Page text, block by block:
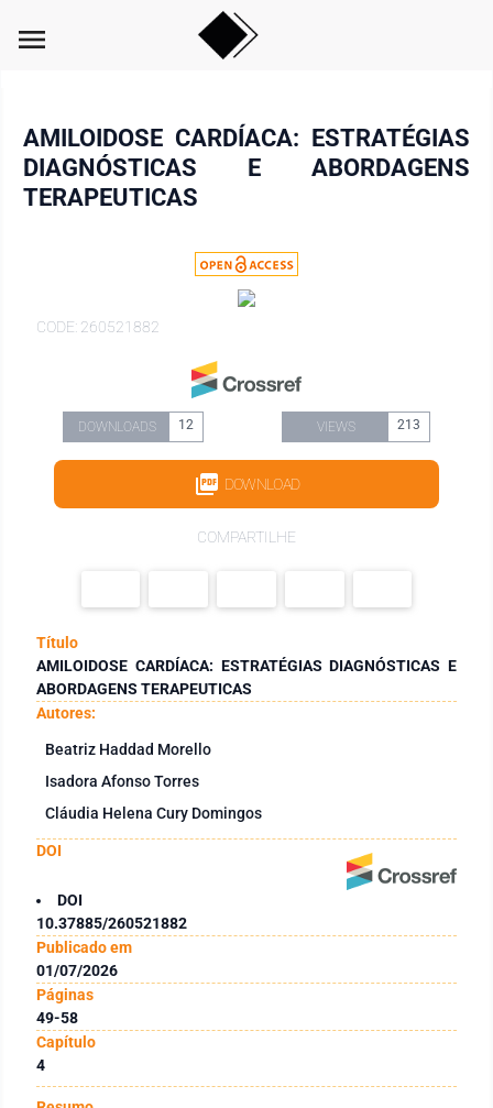
menu
AMILOIDOSE CARDÍACA: ESTRATÉGIAS
DIAGNÓSTICAS E ABORDAGENS
TERAPEUTICAS
CODE: 260521882
DOWNLOADS 12 VIEWS 213
DOWNLOAD
COMPARTILHE
Título
AMILOIDOSE CARDÍACA: ESTRATÉGIAS DIAGNÓSTICAS E
ABORDAGENS TERAPEUTICAS
Autores:
Beatriz Haddad Morello
Isadora Afonso Torres
Cláudia Helena Cury Domingos
DOI
DOI
10.37885/260521882
Publicado em
01/07/2026
Páginas
49-58
Capítulo
4